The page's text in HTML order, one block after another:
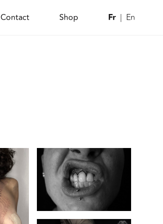
Contact Shop Fr En